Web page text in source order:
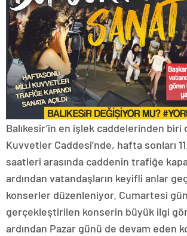
Balıkesir’in en işlek caddelerinden biri
Kuvvetler Caddesi’nde, hafta sonları
saatleri arasında caddenin trafiğe
ardından vatandaşların keyifli anlar
konserler düzenleniyor. Cumartesi
gerçekleştirilen konserin büyük ilgi
ardından Pazar günü de devam eden